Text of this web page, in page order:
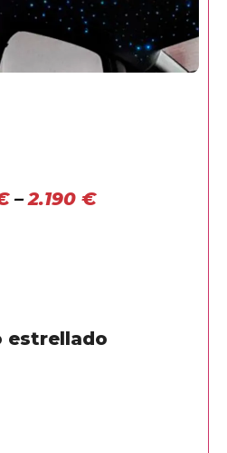
– 2.190 €
estrellado